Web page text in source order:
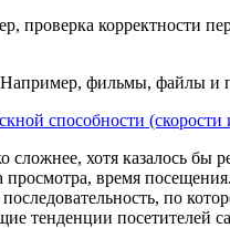
проверка корректности
Например, фильмы, файлы и
способности (скорости
сложнее, хотя казалось
просмотра, время
по
тенденции посетителей